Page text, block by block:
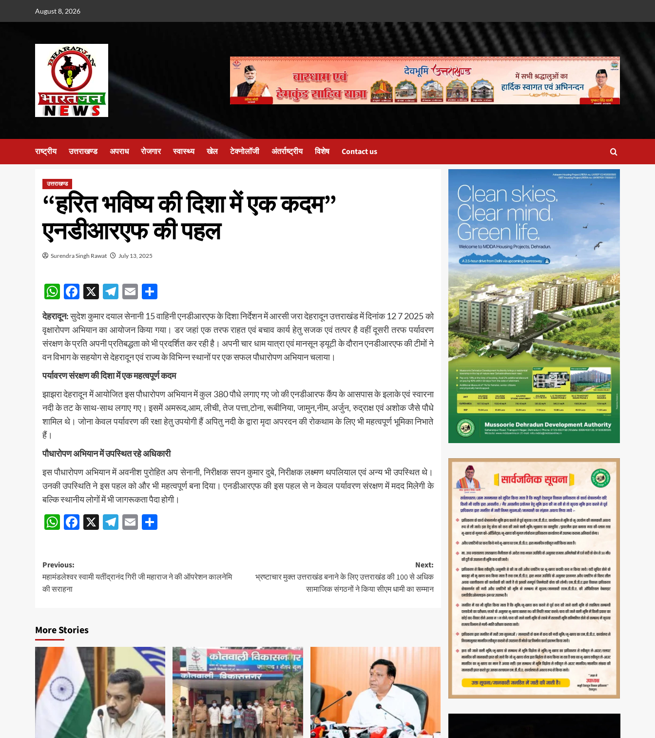
August 8, 2026
राष्ट्रीय उत्तराखण्ड अपराध रोजगार स्वास्थ्य खेल टेक्नोलॉजी अंतर्राष्ट्रीय विशेष Contact us
उत्तराखण्ड
“हरित भविष्य की दिशा में एक कदम”
एनडीआरएफ की पहल
Surendra Singh Rawat July 13, 2025
WhatsApp
Facebook
X Telegram
Email
देहरादून:सुदेश कुमार दयाल सेनानी 15 वाहिनी एनडीआरएफ के दिशा निर्देशन में आरसी जरा देहरादून उत्तराखंड में दिनांक 12 7 2025 को
वृक्षारोपण अभियान का आयोजन किया गया। डर जहां एक तरफ राहत एवं बचाव कार्य हेतु सजक एवं तत्पर है वहीं दूसरी तरफ पर्यावरण
संरक्षण के प्रति अपनी प्रतिबद्धता को भी प्रदर्शित कर रही है। अपनी चार धाम यात्रा एवं मानसून ड्यूटी के दौरान एनडीआरएफ की टीमों ने
वन विभाग के सहयोग से देहरादून एवं राज्य के विभिन्न स्थानों पर एक सफल पौधारोपण अभियान चलाया।
पर्यावरण संरक्षण की दिशा में एक महत्वपूर्ण कदम
झाझरा देहरादून में आयोजित इस पौधारोपण अभियान में कुल 380 पौधे लगाए गए जो की एनडीआरफ कैंप के आसपास के इलाके एवं स्वारना
नदी के तट के साथ-साथ लगाए गए। इसमें अमरूद,आम, लीची, तेज पत्ता,टोना, रूबीनिया, जामुन,नीम, अर्जुन, रुद्राक्ष एवं अशोक जैसे पौधे
शामिल थे। जोना केवल पर्यावरण की रक्षा हेतु उपयोगी हैं अपितु नदी के द्वारा मृदा अपरदन की रोकथाम के लिए भी महत्वपूर्ण भूमिका निभाते
हैं।
पौधारोपण अभियान में उपस्थित रहे अधिकारी
इस पौधारोपण अभियान में अवनीश पुरोहित अप सेनानी, निरीक्षक सपन कुमार दुबे, निरीक्षक लक्ष्मण थपलियाल एवं अन्य भी उपस्थित थे।
उनकी उपस्थिति ने इस पहल को और भी महत्वपूर्ण बना दिया। एनडीआरएफ की इस पहल से न केवल पर्यावरण संरक्षण में मदद मिलेगी के
बल्कि स्थानीय लोगों में भी जागरूकता पैदा होगी।
WhatsApp
Facebook
X Telegram
Email
Post
navigation
Previous:
महामंडलेश्वर स्वामी यतींद्रानंद गिरी जी महाराज ने की ऑपरेशन कालनेमि
की सराहना
Next:
भ्रष्टाचार मुक्त उत्तराखंड बनाने के लिए उत्तराखंड की 100 से अधिक
सामाजिक संगठनों ने किया सीएम धामी का सम्मान
More Stories